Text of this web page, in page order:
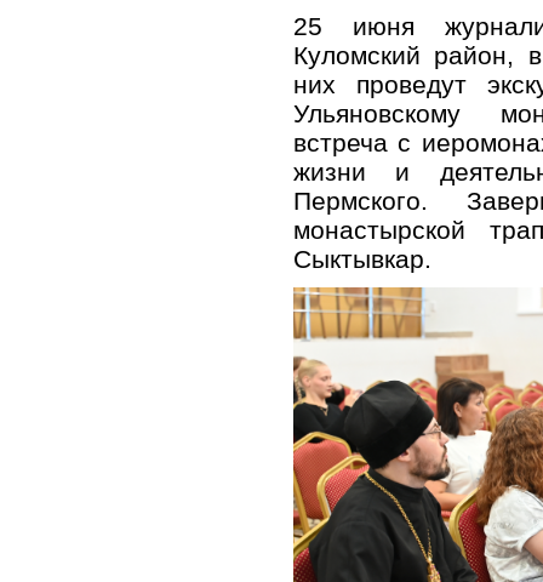
25 июня
Куломский район,
них проведут
Ульяновскому
встреча с
жизни и
Пермского.
монастырской
Сыктывкар.